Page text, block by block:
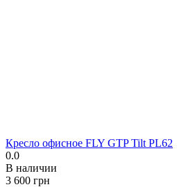
Кресло офисное FLY GTP Tilt PL62
0.0
В наличии
‍3 600‍ грн